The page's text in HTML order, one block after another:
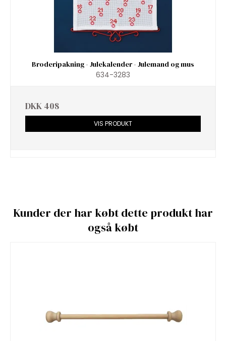
Broderipakning - Julekalender - Julemand og mus
634-3283
DKK 408
VIS PRODUKT
Kunder der har købt dette produkt har
også købt